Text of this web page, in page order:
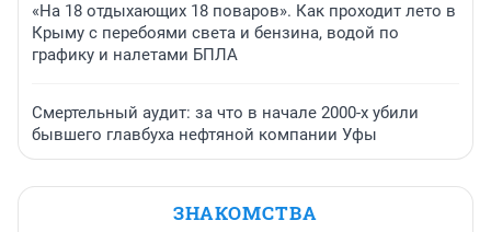
«На 18 отдыхающих 18 поваров». Как проходит лето в
Крыму с перебоями света и бензина, водой по
графику и налетами БПЛА
Смертельный аудит: за что в начале 2000-х убили
бывшего главбуха нефтяной компании Уфы
ЗНАКОМСТВА